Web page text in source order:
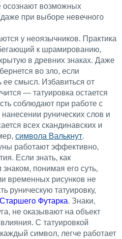
осознают возможных
при выборе невечного
у неоязычников. Практика
к шрамированию,
в древних знаках. Даже
во зло, если
ее смысл. Избавиться от
— татуировка остается
соблюдают при работе с
рунических слов и
всех скандинавских и
символа Валькнут.
работают эффективно,
Если знать, как
понимая его суть,
временных рисунков не
руническую татуировку,
Старшего Футарка. Знаки,
не оказывают на объект
С татуировкой
символ, легче работает